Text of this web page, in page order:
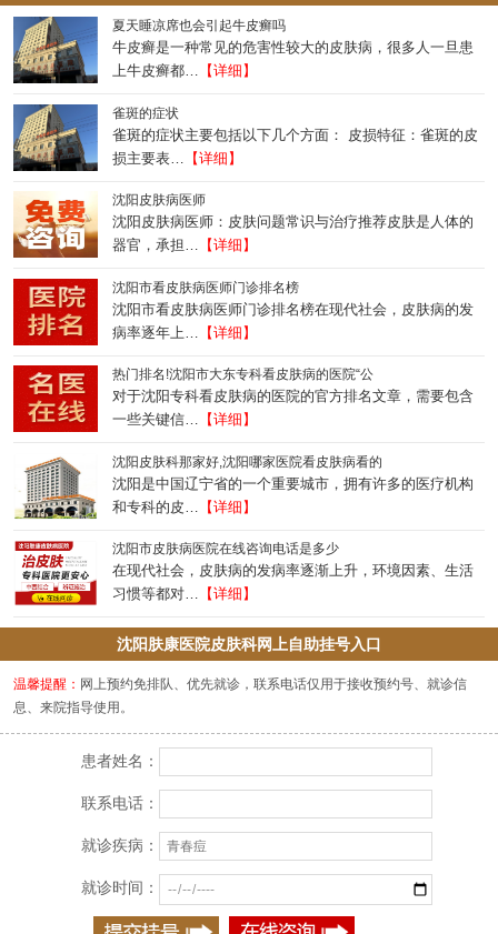
夏天睡凉席也会引起牛皮癣吗
牛皮癣是一种常见的危害性较大的皮肤病，很多人一旦患
上牛皮癣都… 【详细】
雀斑的症状
雀斑的症状主要包括以下几个方面： 皮损特征：雀斑的皮
损主要表…
【详细】
沈阳皮肤病医师
沈阳皮肤病医师：皮肤问题常识与治疗推荐皮肤是人体的
器官，承担… 【详细】
沈阳市看皮肤病医师门诊排名榜
沈阳市看皮肤病医师门诊排名榜在现代社会，皮肤病的发
病率逐年上…
【详细】
热门排名!沈阳市大东专科看皮肤病的医院“公
对于沈阳专科看皮肤病的医院的官方排名文章，需要包含
一些关键信… 【详细】
沈阳皮肤科那家好,沈阳哪家医院看皮肤病看的
沈阳是中国辽宁省的一个重要城市，拥有许多的医疗机构
和专科的皮…
【详细】
沈阳市皮肤病医院在线咨询电话是多少
在现代社会，皮肤病的发病率逐渐上升，环境因素、生活
习惯等都对… 【详细】
沈阳肤康医院皮肤科网上自助挂号入口
温馨提醒： 网上预约免排队、优先就诊，联系电话仅用于接收预约号、就诊信
息、来院指导使用。
患者姓名：
联系电话：
就诊疾病：
就诊时间：